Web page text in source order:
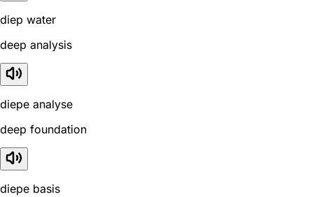
diep water
deep analysis
diepe analyse
deep foundation
diepe basis